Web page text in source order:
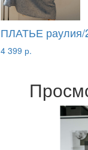
ПЛАТЬЕ раулия/
4 399 р.